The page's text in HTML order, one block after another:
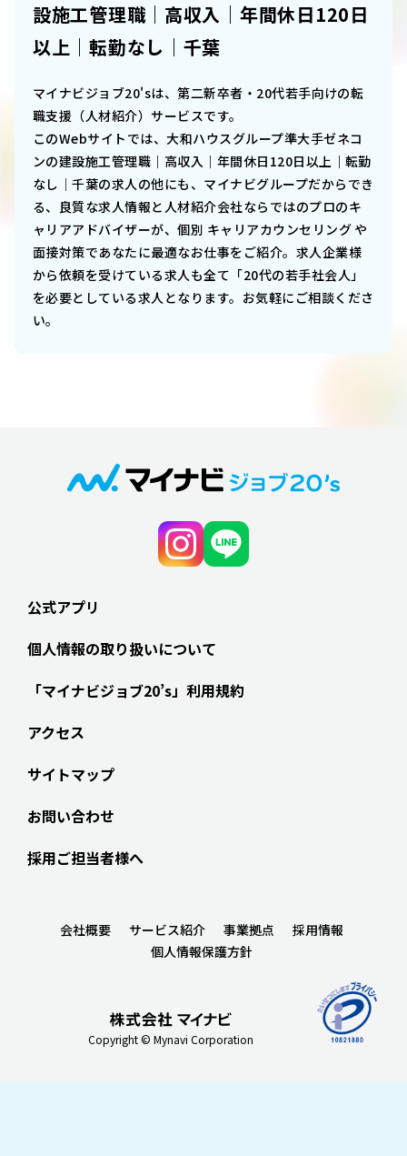
設施工管理職｜高収入｜年間休日120日
以上｜転勤なし｜千葉
マイナビジョブ20'sは、第二新卒者・20代若手向けの転
職支援（人材紹介）サービスです。
このWebサイトでは、大和ハウスグループ準大手ゼネコ
ンの建設施工管理職｜高収入｜年間休日120日以上｜転勤
なし｜千葉の求人の他にも、マイナビグループだからでき
る、良質な求人情報と人材紹介会社ならではのプロのキ
ャリアアドバイザーが、個別 キャリアカウンセリング や
面接対策であなたに最適なお仕事をご紹介。求人企業様
から依頼を受けている求人も全て「20代の若手社会人」
を必要としている求人となります。お気軽にご相談くださ
い。
公式アプリ
個人情報の取り扱いについて
「マイナビジョブ20’s」利用規約
アクセス
サイトマップ
お問い合わせ
採用ご担当者様へ
Copyright © Mynavi Corporation
会社概要 サービス紹介 事業拠点
採用情報
個人情報保護方針